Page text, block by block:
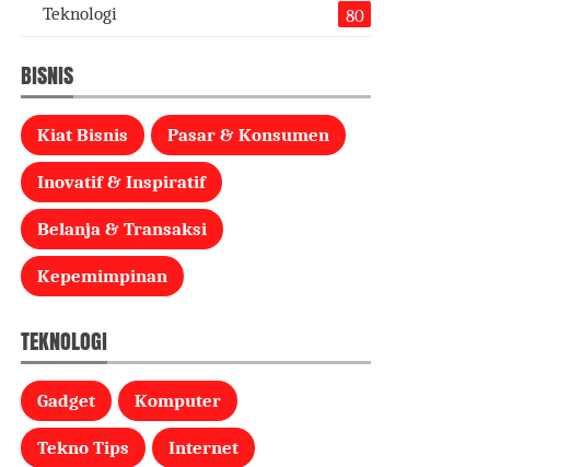
Teknologi 80
BISNIS
Kiat Bisnis Pasar & Konsumen
Inovatif & Inspiratif
Belanja & Transaksi
Kepemimpinan
TEKNOLOGI
Gadget Komputer
Tekno Tips Internet